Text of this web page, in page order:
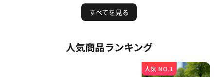
すべてを見る
人気商品ランキング
人気 NO.1